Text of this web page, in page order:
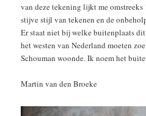
van deze tekening lijkt me
stijve stijl van tekenen en de
Er staat niet bij welke buitenplaats
het westen van Nederland moeten
Schouman woonde. Ik noem het
Martin van den Broeke